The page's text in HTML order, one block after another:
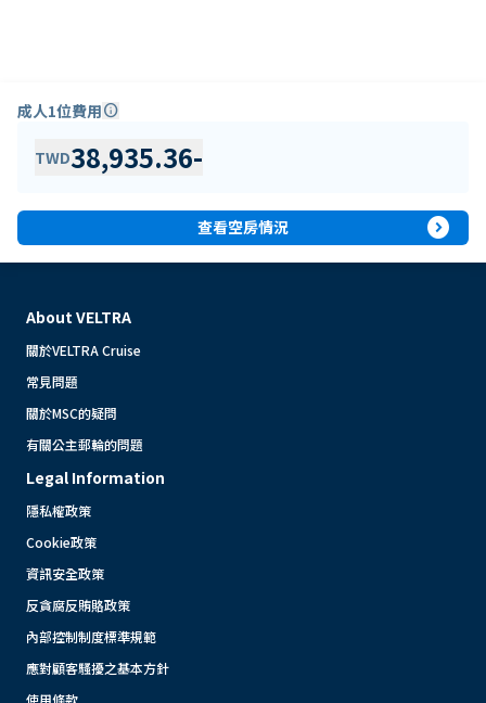
成人1位費用info
TWD38,935.36-
查看空房情況 expand_circle_right
About VELTRA
關於VELTRA Cruise
常見問題
關於MSC的疑問
有關公主郵輪的問題
Legal Information
隱私權政策
Cookie政策
資訊安全政策
反貪腐反賄賂政策
內部控制制度標準規範
應對顧客騷擾之基本方針
使用條款